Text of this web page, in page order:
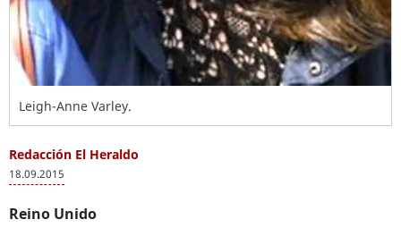
Leigh-Anne Varley.
Redacción El Heraldo
18.09.2015
Reino Unido